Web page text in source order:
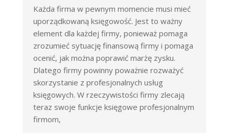
Każda firma w pewnym momencie musi mieć
uporządkowaną księgowość. Jest to ważny
element dla każdej firmy, ponieważ pomaga
zrozumieć sytuację finansową firmy i pomaga
ocenić, jak można poprawić marżę zysku.
Dlatego firmy powinny poważnie rozważyć
skorzystanie z profesjonalnych usług
księgowych. W rzeczywistości firmy zlecają
teraz swoje funkcje księgowe profesjonalnym
firmom,